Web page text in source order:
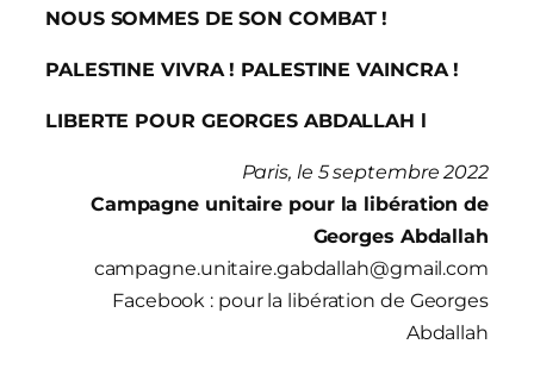
NOUS SOMMES DE SON COMBAT !
PALESTINE VIVRA ! PALESTINE VAINCRA !
LIBERTE POUR GEORGES ABDALLAH l
Paris, le 5 septembre 2022
Campagne unitaire pour la libération de
Georges Abdallah
campagne.unitaire.gabdallah@gmail.com
Facebook : pour la libération de Georges
Abdallah